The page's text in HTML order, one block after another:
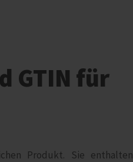
GTIN für
Produkt. Sie enthalten